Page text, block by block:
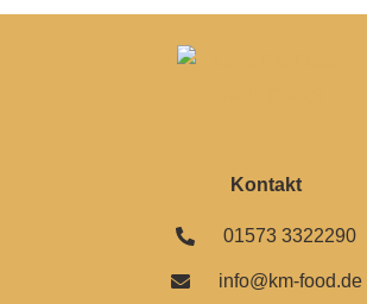
Kontakt
01573 3322290
info@km-food.de